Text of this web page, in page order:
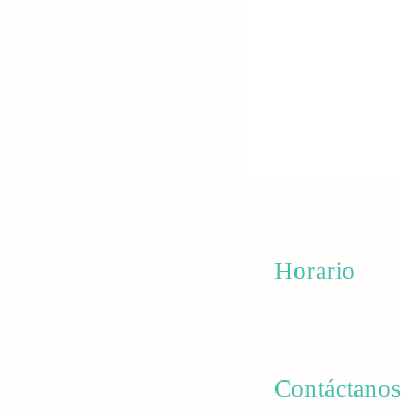
Horario
Contáctanos